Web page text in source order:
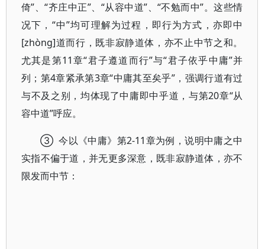
倚”、“齐庄中正”、“从容中道”、“不勉而中”。这些情
况下，“中”均可理解为过程，即行为方式，亦即中
[zhòng]道而行，既非寂静道体，亦不止中节之和。
尤其是第11章“君子遵道而行”与“君子依乎中庸”并
列；第4章紧承第3章“中庸其至矣乎”，强调行道有过
与不及之别，均体现了中庸即中乎道，与第20章“从
容中道”呼应。
③ 今以《中庸》第2-11章为例，说明中庸之中
实指不偏于道，并无更多深意，既非寂静道体，亦不
限发而中节：